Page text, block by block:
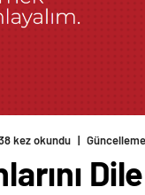
kez okundu |
Dile